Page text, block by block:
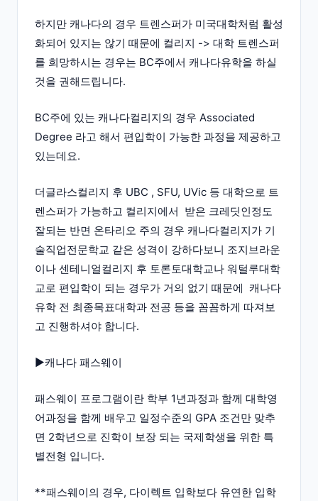
하지만 캐나다의 경우 트렌스퍼가 미국대학처럼 활성
화되어 있지는 않기 때문에 컬리지 -> 대학 트렌스퍼
를 희망하시는 경우는 BC주에서 캐나다유학을 하실
것을 권해드립니다.
BC주에 있는 캐나다컬리지의 경우 Associated
Degree 라고 해서 편입학이 가능한 과정을 제공하고
있는데요.
더글라스컬리지 후 UBC , SFU, UVic 등 대학으로 트
렌스퍼가 가능하고 컬리지에서 받은 크레딧인정도
잘되는 반면 온타리오 주의 경우 캐나다컬리지가 기
술직업전문학교 같은 성격이 강하다보니 조지브라운
이나 센테니얼컬리지 후 토론토대학교나 워털루대학
교로 편입학이 되는 경우가 거의 없기 때문에 캐나다
유학 전 최종목표대학과 전공 등을 꼼꼼하게 따져보
고 진행하셔야 합니다.
▶캐나다 패스웨이
패스웨이 프로그램이란 학부 1년과정과 함께 대학영
어과정을 함께 배우고 일정수준의 GPA 조건만 맞추
면 2학년으로 진학이 보장 되는 국제학생을 위한 특
별전형 입니다.
**패스웨이의 경우, 다이렉트 입학보다 유연한 입학